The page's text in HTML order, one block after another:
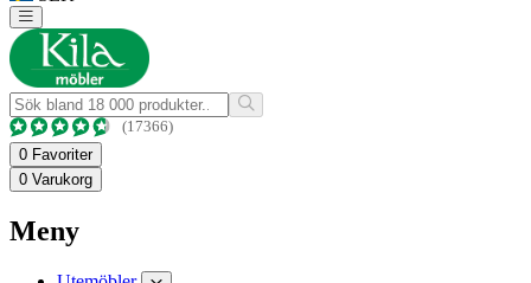
(17366)
0 Favoriter
0 Varukorg
Meny